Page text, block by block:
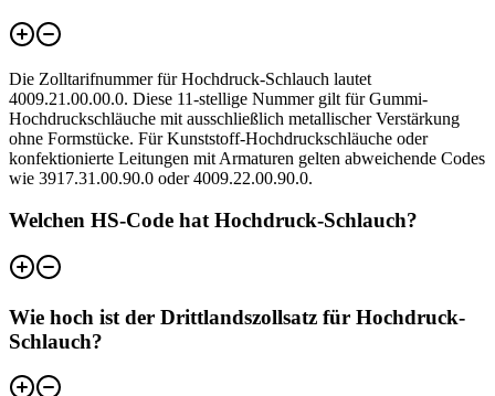
Die Zolltarifnummer für Hochdruck-Schlauch lautet
4009.21.00.00.0. Diese 11-stellige Nummer gilt für Gummi-
Hochdruckschläuche mit ausschließlich metallischer Verstärkung
ohne Formstücke. Für Kunststoff-Hochdruckschläuche oder
konfektionierte Leitungen mit Armaturen gelten abweichende Codes
wie 3917.31.00.90.0 oder 4009.22.00.90.0.
Welchen HS-Code hat Hochdruck-Schlauch?
Wie hoch ist der Drittlandszollsatz für Hochdruck-
Schlauch?